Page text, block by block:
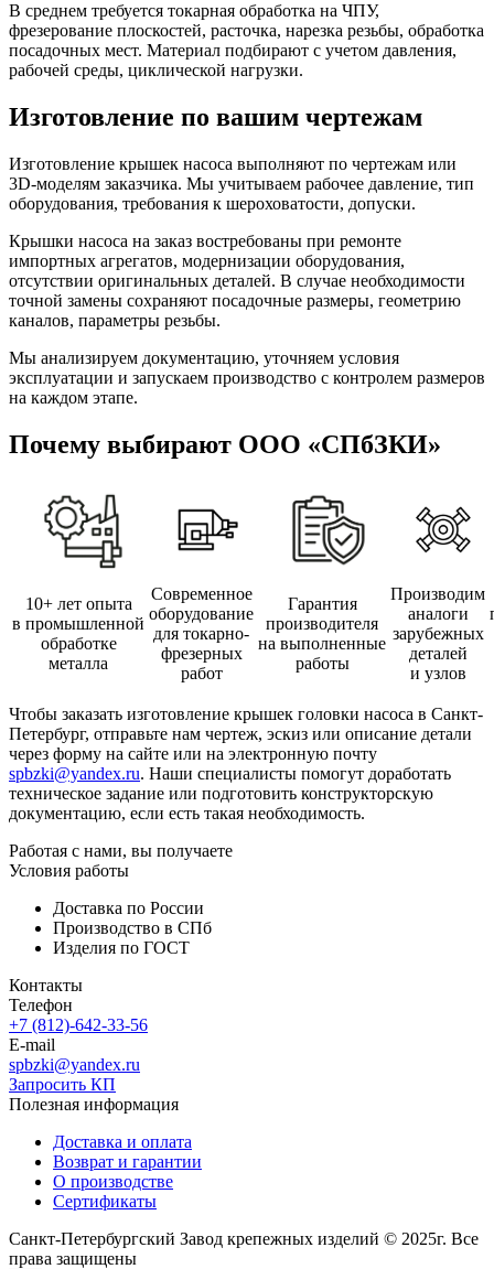
В среднем требуется токарная обработка на ЧПУ,
фрезерование плоскостей, расточка, нарезка резьбы, обработка
посадочных мест. Материал подбирают с учетом давления,
рабочей среды, циклической нагрузки.
Изготовление по вашим чертежам
Изготовление крышек насоса выполняют по чертежам или
3D-моделям заказчика. Мы учитываем рабочее давление, тип
оборудования, требования к шероховатости, допуски.
Крышки насоса на заказ востребованы при ремонте
импортных агрегатов, модернизации оборудования,
отсутствии оригинальных деталей. В случае необходимости
точной замены сохраняют посадочные размеры, геометрию
каналов, параметры резьбы.
Мы анализируем документацию, уточняем условия
эксплуатации и запускаем производство с контролем размеров
на каждом этапе.
Почему выбирают ООО «СПбЗКИ»
10+ лет опыта
в промышленной
обработке
металла
Современное
оборудование
для токарно-
фрезерных
работ
Гарантия
производителя
на выполненные
работы
Производим
аналоги
зарубежных
деталей
и узлов
Чтобы заказать изготовление крышек головки насоса в Санкт-
Петербург, отправьте нам чертеж, эскиз или описание детали
через форму на сайте или на электронную почту
spbzki@yandex.ru. Наши специалисты помогут доработать
техническое задание или подготовить конструкторскую
документацию, если есть такая необходимость.
Работая с нами, вы получаете
Условия работы
Доставка по России
Производство в СПб
Изделия по ГОСТ
Контакты
Телефон
+7 (812)-642-33-56
E-mail
spbzki@yandex.ru
Запросить КП
Полезная информация
Доставка и оплата
Возврат и гарантии
О производстве
Сертификаты
Санкт-Петербургский Завод крепежных изделий © 2025г. Все
права защищены